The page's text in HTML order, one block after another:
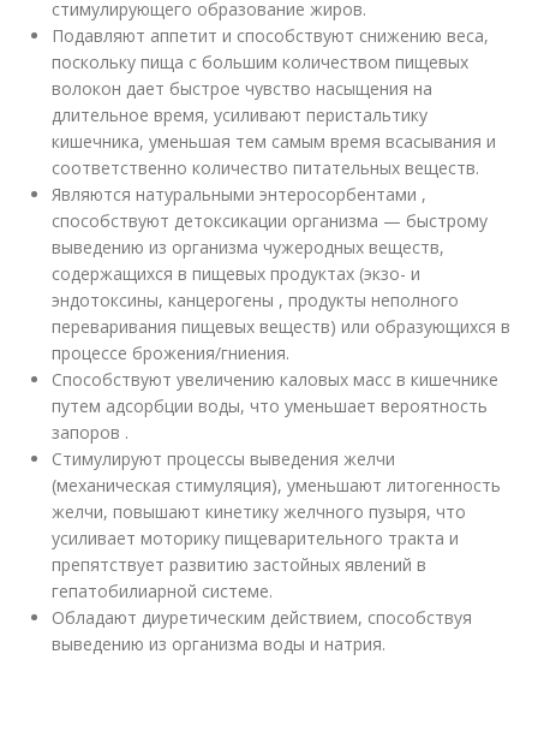
стимулирующего образование жиров.
Подавляют аппетит и способствуют снижению веса,
поскольку пища с большим количеством пищевых
волокон дает быстрое чувство насыщения на
длительное время, усиливают перистальтику
кишечника, уменьшая тем самым время всасывания и
соответственно количество питательных веществ.
Являются натуральными энтеросорбентами ,
способствуют детоксикации организма — быстрому
выведению из организма чужеродных веществ,
содержащихся в пищевых продуктах (экзо- и
эндотоксины, канцерогены , продукты неполного
переваривания пищевых веществ) или образующихся в
процессе брожения/гниения.
Способствуют увеличению каловых масс в кишечнике
путем адсорбции воды, что уменьшает вероятность
запоров .
Стимулируют процессы выведения желчи
(механическая стимуляция), уменьшают литогенность
желчи, повышают кинетику желчного пузыря, что
усиливает моторику пищеварительного тракта и
препятствует развитию застойных явлений в
гепатобилиарной системе.
Обладают диуретическим действием, способствуя
выведению из организма воды и натрия.